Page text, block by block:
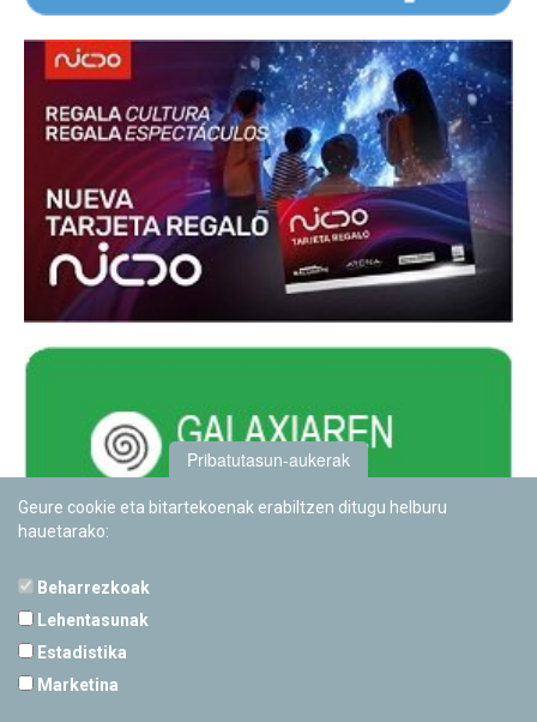
Pribatutasun-aukerak
Geure cookie eta bitartekoenak erabiltzen ditugu helburu
hauetarako:
Beharrezkoak
Lehentasunak
Estadistika
Marketina